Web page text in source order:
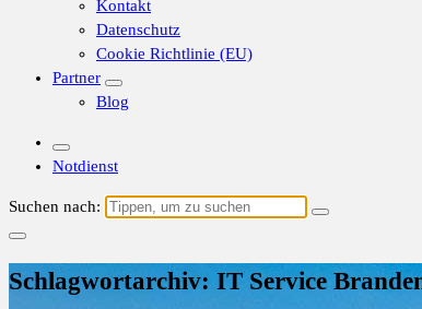
Kontakt
Datenschutz
Cookie Richtlinie (EU)
Partner
Blog
Notdienst
Suchen nach:
Schlagwortarchiv: IT Service